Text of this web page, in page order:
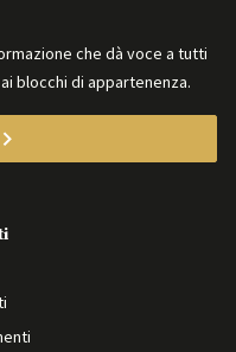
che dà voce a tutti
blocchi di appartenenza.